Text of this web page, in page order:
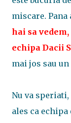
miscare. Pana
hai sa
echipa Dacii
mai jos sau
Nu va speriati,
ales ca